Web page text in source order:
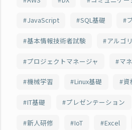
JavaScript SQL基礎
基本情報技術者試験 アルゴ
プロジェクトマネージャ マ
機械学習 Linux基礎 資
IT基礎 プレゼンテーション
新人研修 IoT Excel